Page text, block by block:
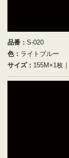
品番： S-020
色： ライトブルー
サイズ： 155M×1枚